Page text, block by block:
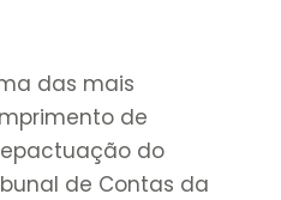
das mais
de
do
de Contas da